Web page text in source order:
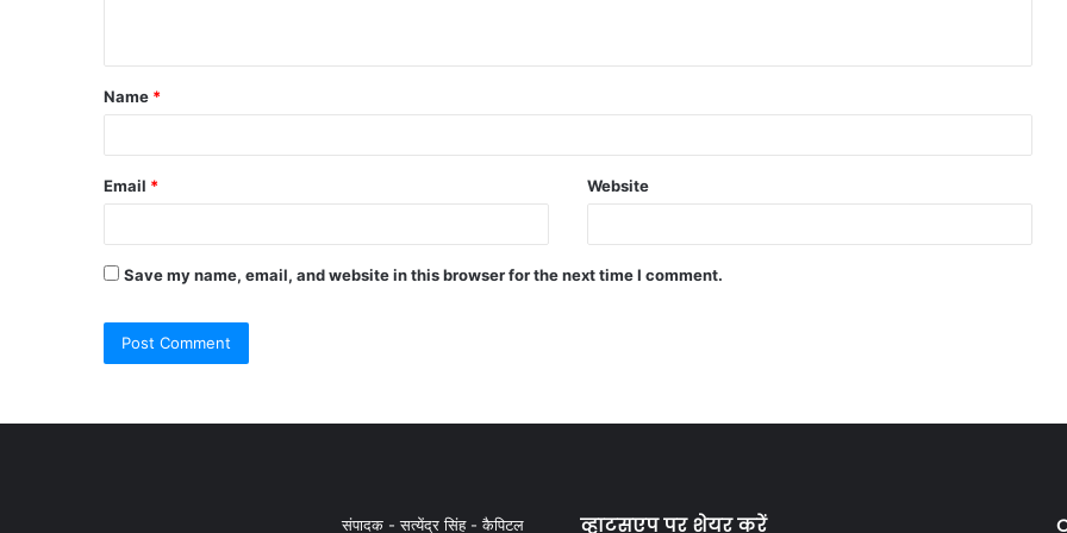
Name *
Email * Website
Save my name, email, and website in this browser for the next time I comment.
संपादक - सत्येंद्र सिंह - कैपिटल व्हाटसएप पर शेयर करें